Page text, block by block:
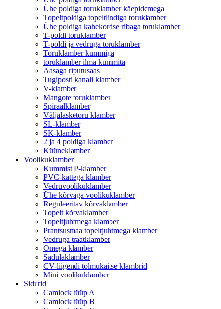
Ühe poldiga toruklamber käepidemega
Topeltpoldiga topeltlindiga toruklamber
Ühe poldiga kahekordse ribaga toruklamber
T-poldi toruklamber
T-poldi ja vedruga toruklamber
Toruklamber kummiga
toruklamber ilma kummita
Aasaga riputusaas
Tugiposti kanali klamber
V-klamber
Mangote toruklamber
Spiraalklamber
Väljalasketoru klamber
SL-klamber
SK-klamber
2 ja 4 poldiga klamber
Küüneklamber
Voolikuklamber
Kummist P-klamber
PVC-kattega klamber
Vedruvoolikuklamber
Ühe kõrvaga voolikuklamber
Reguleeritav kõrvaklamber
Topelt kõrvaklamber
Topeltjuhtmega klamber
Prantsusmaa topeltjuhtmega klamber
Vedruga traatklamber
Omega klamber
Sadulaklamber
CV-liigendi tolmukaitse klambrid
Mini voolikuklamber
Sidurid
Camlock tüüp A
Camlock tüüp B